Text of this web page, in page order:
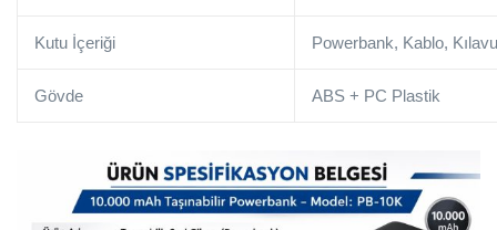
Kutu İçeriği Powerbank, Kablo,
Gövde ABS + PC Plastik